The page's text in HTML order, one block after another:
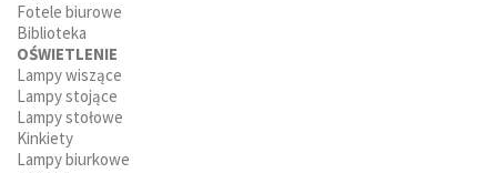
Fotele biurowe
Biblioteka
OŚWIETLENIE
Lampy wiszące
Lampy stojące
Lampy stołowe
Kinkiety
Lampy biurkowe